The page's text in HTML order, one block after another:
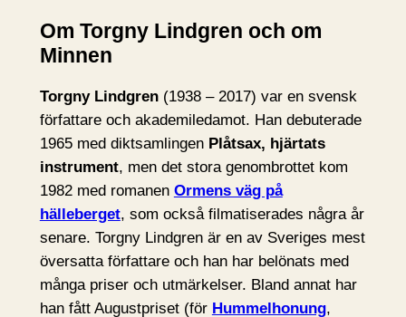
Om Torgny Lindgren och om
Minnen
Torgny Lindgren(1938 – 2017) var en svensk
författare och akademiledamot. Han debuterade
1965 med diktsamlingen Plåtsax, hjärtats
instrument, men det stora genombrottet kom
1982 med romanen Ormens väg på
hälleberget, som också filmatiserades några år
senare. Torgny Lindgren är en av Sveriges mest
översatta författare och han har belönats med
många priser och utmärkelser. Bland annat har
han fått Augustpriset (för Hummelhonung,